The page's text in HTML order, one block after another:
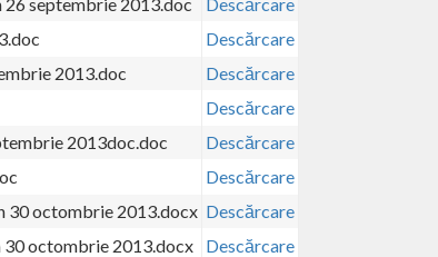
Descărcare
2013.doc
Descărcare
Descărcare
2013doc.doc
Descărcare
Descărcare
30 octombrie 2013.docx Descărcare
30 octombrie 2013.docx
Descărcare